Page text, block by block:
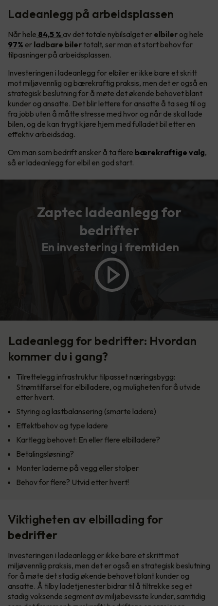
Ladeanlegg på arbeidsplassen
Når hele 84,5 % av det totale nybilsalget er elbiler og hele
97% er ladbare biler totalt, ser man et stort behov for
tilpasninger på arbeidsplassen.
Investeringen i ladeanlegg for elbiler er ikke bare et skritt
mot miljøvennlig og bærekraftig praksis, men det er også en
strategisk beslutning for å møte det økende behovet blant
kunder og ansatte. Det blir lettere for ansatte å ta seg til og
fra jobb uten å måtte stresse med hvor og når de skal lade
bilen, og de kan trygt kjøre hjem med fulladet bil etter en
effektiv arbeidsdag.
Om man som bedrift ønsker å ta flere bærekraftige valg,
så er ladeanlegg for elbil en god start.
Zaptec ladeanlegg for
bedrifter
En investering i fremtiden
Ladeanlegg for bedrifter: Hvordan
kommer du i gang?
Tilrettelegg infrastruktur tilpasset næringsbygg:
Strømtilførsel for elbilladere, og muligheten for å utvide
etter hvert.
Styring og lastbalansering (smarte ladere)
Effektbehov og type ladere
Kartlegg behovet: En eller flere elbilladere?
Betalingsløsning?
Monter laderne på vegg eller stolper
Behov for flere? Utvid etter hvert!
Viktigheten av elbillading for
bedrifter
Investeringen i ladeanlegg er ikke bare et skritt mot
miljøvennlig praksis, men det er også en strategisk beslutning
for å møte det stadig økende behovet blant kunder og
ansatte. Å tilby ladetjenester bidrar til å tiltrekke seg et
stadig voksende segment av miljøbevisste kunder, samtidig